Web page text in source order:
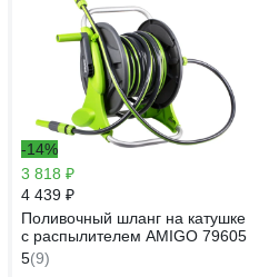
-14%
3 818 ₽
4 439 ₽
Поливочный шланг на катушке
с распылителем AMIGO 79605
5(9)